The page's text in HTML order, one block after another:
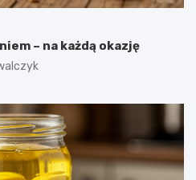
– na każdą okazję